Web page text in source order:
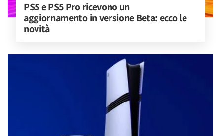
PS5 e PS5 Pro ricevono un
aggiornamento in versione Beta: ecco le
novità